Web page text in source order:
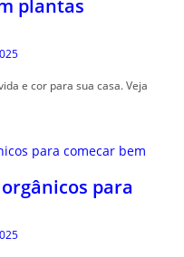
plantas
e cor para sua casa. Veja
para